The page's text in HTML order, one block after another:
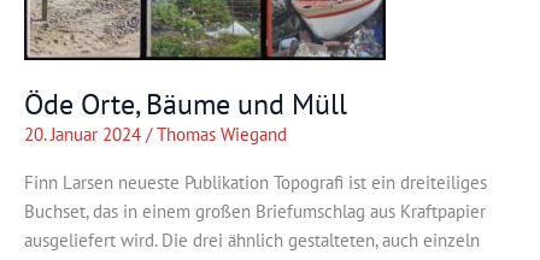
Öde Orte, Bäume und Müll
20. Januar 2024 /Thomas Wiegand
Finn Larsen neueste Publikation Topografi ist ein dreiteiliges
Buchset, das in einem großen Briefumschlag aus Kraftpapier
ausgeliefert wird. Die drei ähnlich gestalteten, auch einzeln